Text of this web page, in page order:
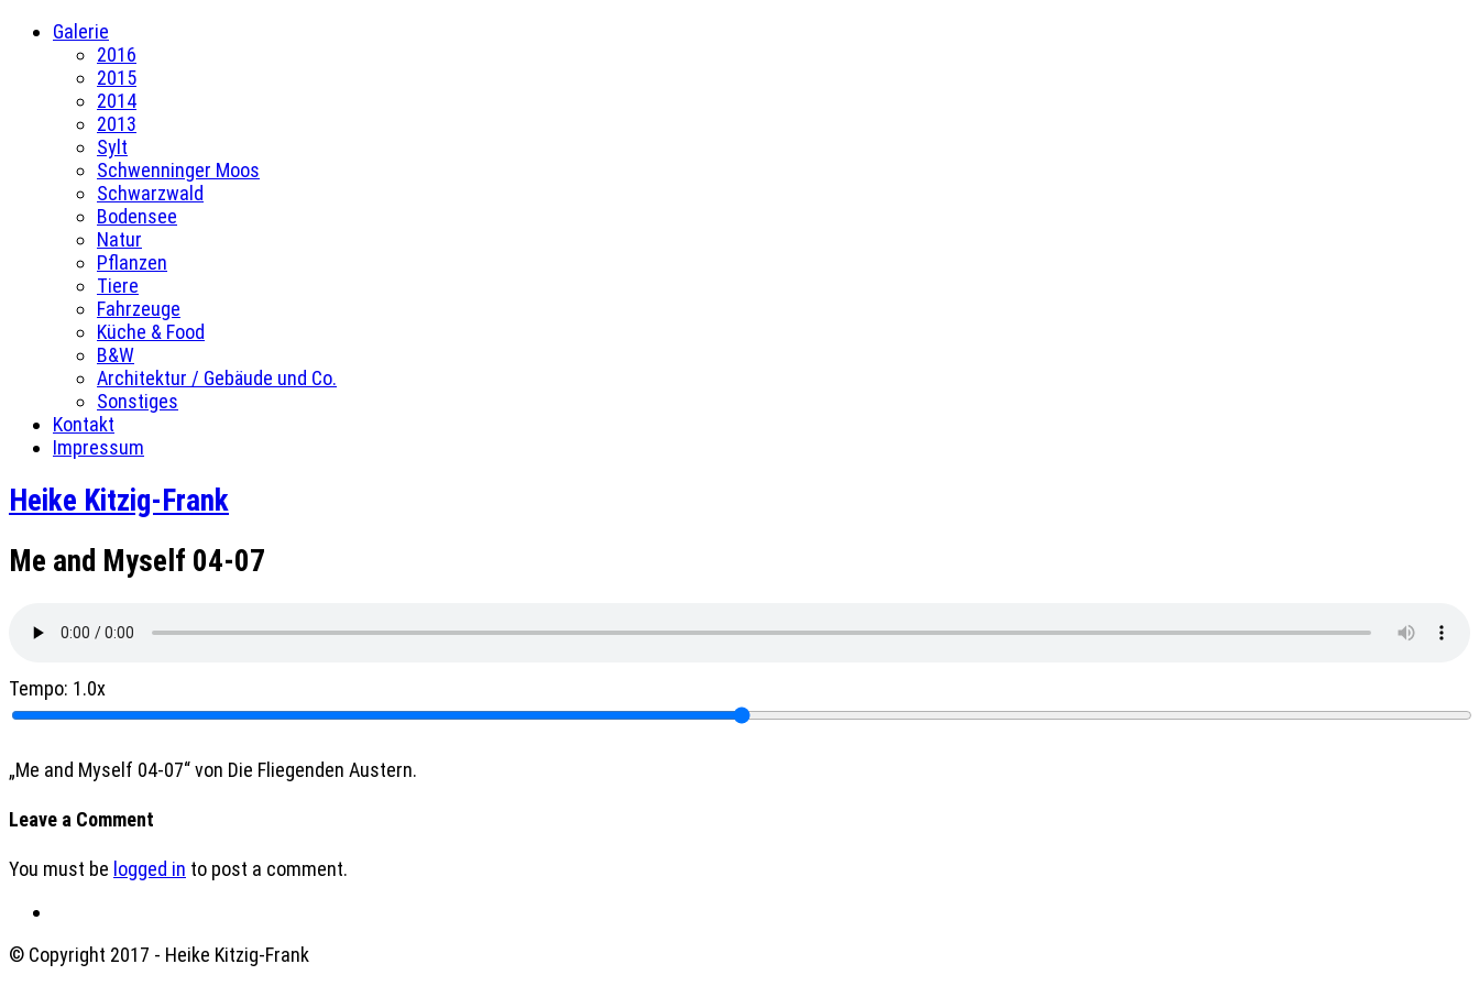
Galerie
2016
2015
2014
2013
Sylt
Schwenninger Moos
Schwarzwald
Bodensee
Natur
Pflanzen
Tiere
Fahrzeuge
Küche & Food
B&W
Architektur / Gebäude und Co.
Sonstiges
Kontakt
Impressum
Heike Kitzig-Frank
Me and Myself 04-07
Tempo: 1.0x
„Me and Myself 04-07“ von Die Fliegenden Austern.
Leave a Comment
You must be logged in to post a comment.
© Copyright 2017 - Heike Kitzig-Frank